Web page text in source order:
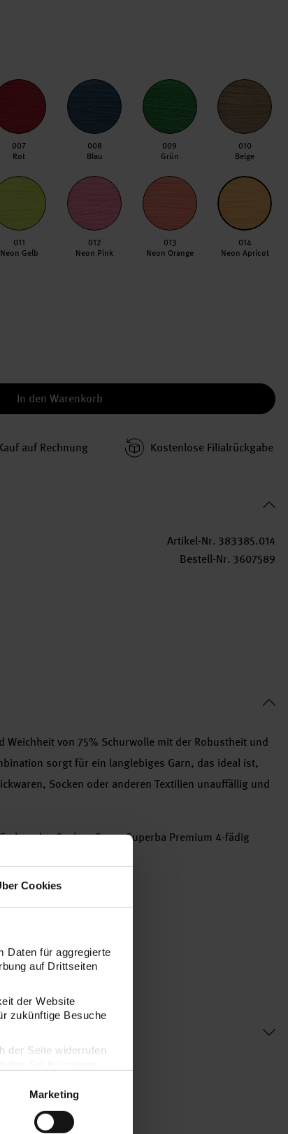
Cookies
Daten für aggregierte
auf Drittseiten
der Website
zukünftige Besuche
der Seite widerrufen
Marketing
007
Rot
008
Blau
009
Grün
010
Beige
011
Neon Gelb
012
Neon Pink
013
Neon Orange
014
Neon Apricot
In den Warenkorb
auf Rechnung Kosten­lose Filial­rückgabe
Artikel-Nr. 383385.014
Bestell-Nr. 3607589
von 75% Schurwolle mit der Robustheit und
sorgt für ein langlebiges Garn, das ideal ist,
Socken oder anderen Textilien unauffällig und
des Socken-Garns Superba Premium 4-fädig